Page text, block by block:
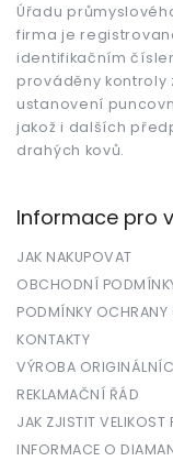
Úřadu
firma je
identifikačním
prováděny
ustanovení
jakož i dalších
drahých kovů.
Informace pro
JAK NAKUPOVAT
OBCHODNÍ
PODMÍNKY
KONTAKTY
VÝROBA
REKLAMAČNÍ ŘÁD
JAK ZJISTIT VELIKOST
INFORMACE O